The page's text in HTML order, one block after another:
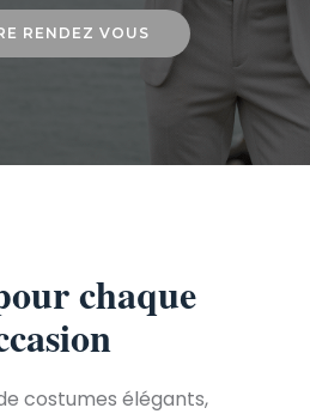
RENDEZ VOUS
chaque
costumes élégants,